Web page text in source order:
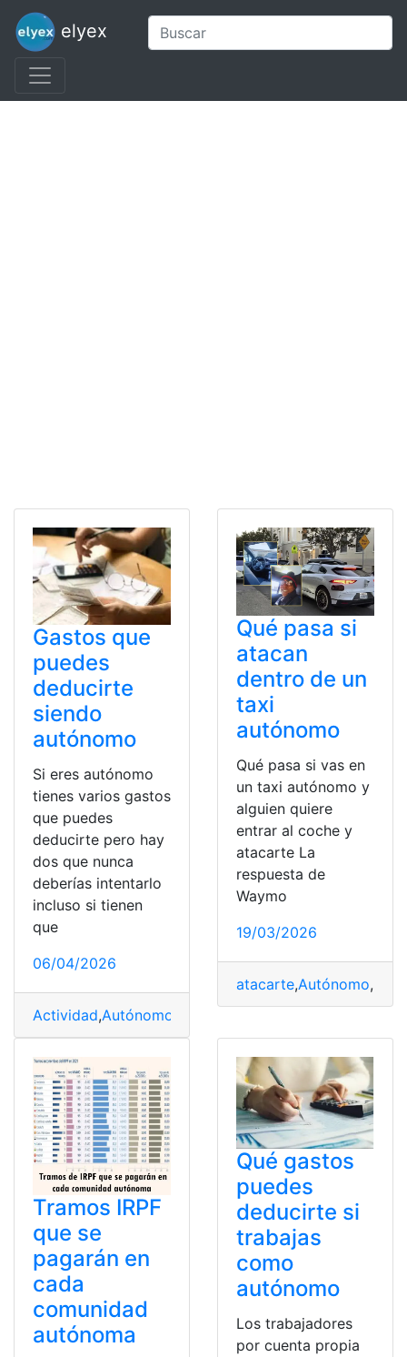
elyex
Gastos que
puedes
deducirte
siendo
autónomo
Si eres autónomo
tienes varios gastos
que puedes
deducirte pero hay
dos que nunca
deberías intentarlo
incluso si tienen
que
06/04/2026
Actividad,Autónomo
Qué pasa si
atacan
dentro de un
taxi
autónomo
Qué pasa si vas en
un taxi autónomo y
alguien quiere
entrar al coche y
atacarte La
respuesta de
Waymo
19/03/2026
atacarte,Autónomo,
Tramos IRPF
que se
pagarán en
cada
comunidad
autónoma
Qué gastos
puedes
deducirte si
trabajas
como
autónomo
Los trabajadores
por cuenta propia